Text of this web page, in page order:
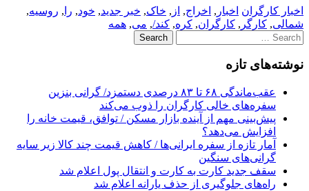
اخبار کارگران اخبار , اخراج, از , خاک, خبر جدید, خود, را , روسیه,
شمالی, کارگر , کارگران, کره, کند/, می, همه
Search
for:
نوشته‌های تازه
عقب‌ماندگی ۶۸ تا ۸۳ درصدی دستمزد/ گرانی بنزین
سفره‌های خالی کارگران را ذوب می‌کند
پیش‌بینی مهم از آینده بازار مسکن / توافق، قیمت خانه را
افزایش می‌دهد؟
آمار تازه از سفره ایرانی‌ها / کاهش قیمت چند کالا زیر سایه
گرانی‌های سنگین
سقف جدید کارت به کارت و انتقال پول اعلام شد
راه‌های جلوگیری از حذف یارانه اعلام شد